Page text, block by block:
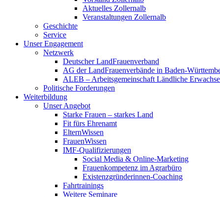
Aktuelles Zollernalb
Veranstaltungen Zollernalb
Geschichte
Service
Unser Engagement
Netzwerk
Deutscher LandFrauenverband
AG der LandFrauenverbände in Baden-
ALEB – Arbeitsgemeinschaft Ländliche
Politische Forderungen
Weiterbildung
Unser Angebot
Starke Frauen – starkes Land
Fit fürs Ehrenamt
ElternWissen
FrauenWissen
IMF-Qualifizierungen
Social Media & Online-Marketing
Frauenkompetenz im Agrarbüro
Existenzgründerinnen-Coaching
Fahrtrainings
Weitere Seminare